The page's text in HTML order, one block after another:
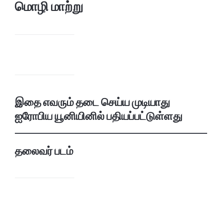
மொழி மாற்று
இதை எவரும் தடை செய்ய முடியாது
ஐரோபிய யூனியினில் பதியப்பட்டுள்ளது
தலைவர் படம்